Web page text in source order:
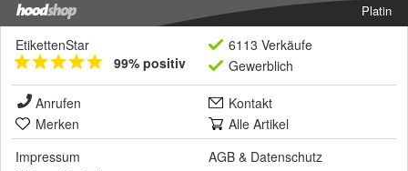
Platin
EtikettenStar
99% positiv
6113 Verkäufe
Gewerblich
Anrufen
Kontakt
Merken
Alle Artikel
Impressum
AGB & Datenschutz